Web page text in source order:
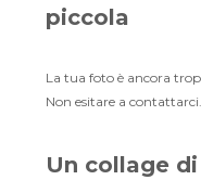
piccola
La tua foto è ancora
Non esitare a
Un collage